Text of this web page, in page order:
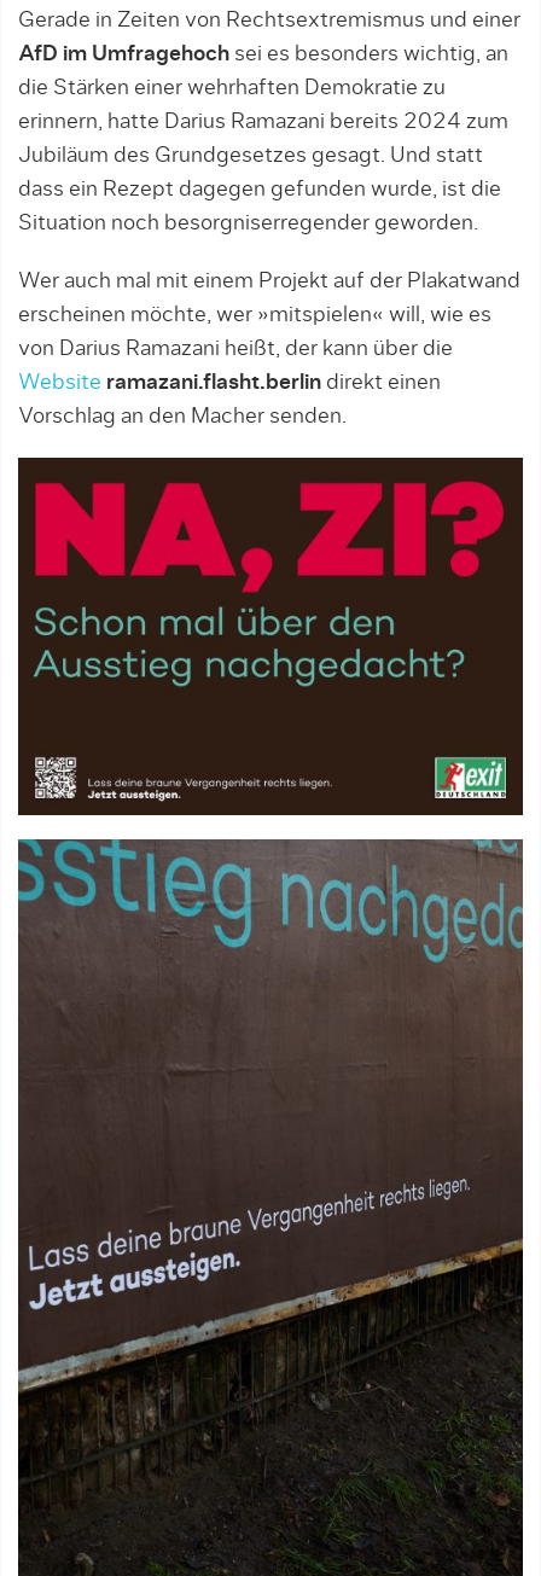
Gerade in Zeiten von Rechtsextremismus und einer
AfD im Umfragehoch sei es besonders wichtig, an
die Stärken einer wehrhaften Demokratie zu
erinnern, hatte Darius Ramazani bereits 2024 zum
Jubiläum des Grundgesetzes gesagt. Und statt
dass ein Rezept dagegen gefunden wurde, ist die
Situation noch besorgniserregender geworden.
Wer auch mal mit einem Projekt auf der Plakatwand
erscheinen möchte, wer »mitspielen« will, wie es
von Darius Ramazani heißt, der kann über die
Website ramazani.flasht.berlin direkt einen
Vorschlag an den Macher senden.